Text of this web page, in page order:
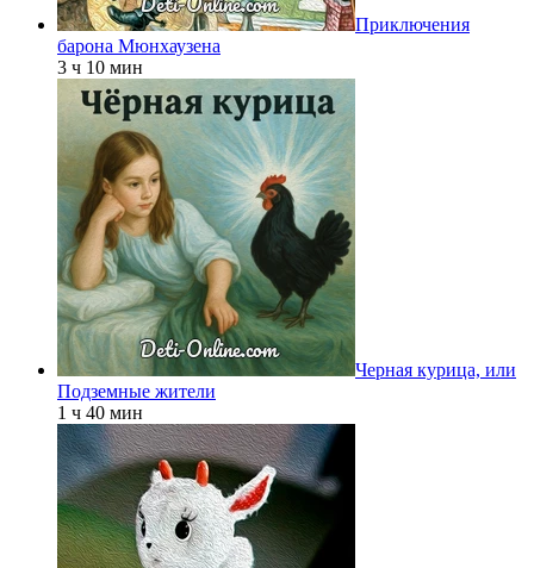
Приключения
барона Мюнхаузена
3 ч 10 мин
Черная курица, или
Подземные жители
1 ч 40 мин